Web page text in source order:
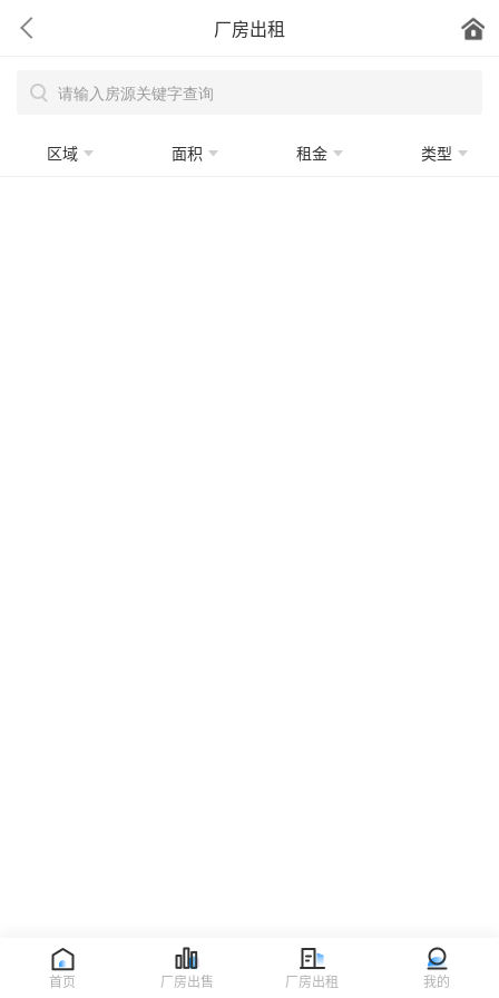
厂房出租
区域 面积 租金 类型
首页 厂房出售 厂房出租 我的